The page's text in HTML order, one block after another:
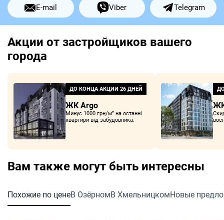
E-mail Viber Telegram
Акции от застройщиков вашего
города
ДО КОНЦА АКЦИИ 26 ДНЕЙ
ЖК Argo
Минус 1000 грн/м² на останні
квартири від забудовника.
Вам также могут быть интересны
Похожие по ценеВ ОзёрномВ ХмельницкомНовые